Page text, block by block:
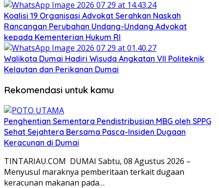
Koalisi 19 Organisasi Advokat Serahkan Naskah
Rancangan Perubahan Undang-Undang Advokat
kepada Kementerian Hukum RI
Walikota Dumai Hadiri Wisuda Angkatan VII Politeknik
Kelautan dan Perikanan Dumai
Rekomendasi untuk kamu
Penghentian Sementara Pendistribusian MBG oleh SPPG
Sehat Sejahtera Bersama Pasca-Insiden Dugaan
Keracunan di Dumai
TINTARIAU.COM DUMAI Sabtu, 08 Agustus 2026 –
Menyusul maraknya pemberitaan terkait dugaan
keracunan makanan pada…